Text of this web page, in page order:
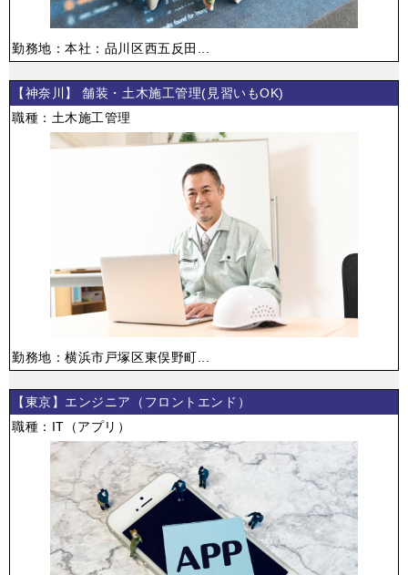
勤務地：本社：品川区西五反田...
【神奈川】 舗装・土木施工管理(見習いもOK)
職種：土木施工管理
勤務地：横浜市戸塚区東俣野町...
【東京】エンジニア（フロントエンド）
職種：IT（アプリ）